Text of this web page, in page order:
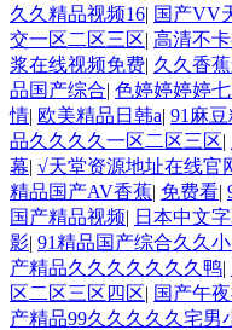
久久精品视频16| 国产VV
交一区二区三区| 高清不
浆在线视频免费| 久久香
品国产综合| 色婷婷婷婷
情| 欧美精品日韩a| 91麻
品久久久久一区二区三区|
幕| √天堂资源地址在线官
精品国产AV香蕉| 免费看|
国产精品视频| 日本中文
影| 91精品国产综合久久
产精品久久久久久久久鸭|
区二区三区四区| 国产午
产精品99久久久久久宅男